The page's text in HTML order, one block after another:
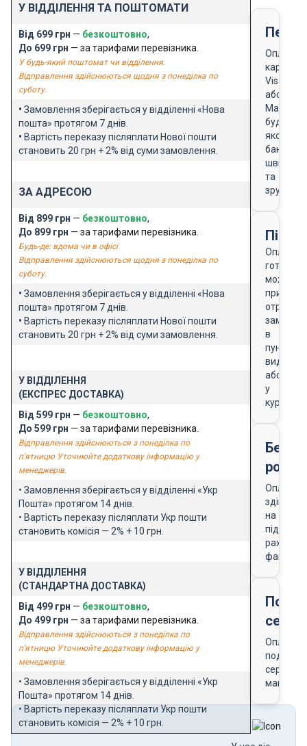
У ВІДДІЛЕННЯ ТА ПОШТОМАТИ
Від 699 грн — безкоштовно,
До 699 грн — за тарифами перевізника.
У будь-який поштомат чи відділення.
Відправлення здійснюються щодня з понеділка по
суботу.
• Замовлення зберігається у відділенні «Нова
пошта» протягом 7 днів.
• Вартість переказу післяплати Нової пошти
становить 20 грн + 2% від суми замовлення.
ЗА АДРЕСОЮ
Від 899 грн — безкоштовно,
До 899 грн — за тарифами перевізника.
Будь-де: вдома чи в офісі
Відправлення здійснюються щодня з понеділка по
суботу.
• Замовлення зберігається у відділенні «Нова
пошта» протягом 7 днів.
• Вартість переказу післяплати Нової пошти
становить 20 грн + 2% від суми замовлення.
У ВІДДІЛЕННЯ
(ЕКСПРЕС ДОСТАВКА)
Від 599 грн — безкоштовно,
До 599 грн — за тарифами перевізника.
Відправлення здійснюються з понеділка по
п'ятницю Уточнюйте додаткову інформацію у
менеджерів.
• Замовлення зберігається у відділенні «Укр
Пошта» протягом 14 днів.
• Вартість переказу післяплати Укр пошти
становить комісія — 2% + 10 грн.
У ВІДДІЛЕННЯ
(СТАНДАРТНА ДОСТАВКА)
Від 499 грн — безкоштовно,
До 499 грн — за тарифами перевізника.
Відправлення здійснюються з понеділка по
п'ятницю Уточнюйте додаткову інформацію у
менеджерів.
• Замовлення зберігається у відділенні «Укр
Пошта» протягом 14 днів.
• Вартість переказу післяплати Укр пошти
становить комісія — 2% + 10 грн.
Оплата
карткою
Visa
або
будь-
якого
банку
швидко
та
зручно
Оплата
готівкою
можлива
при
в
пункті
видачі
або
у
кур'єра
Оплата
на
підставі
рахунку-
фактури
Оплата
магазину